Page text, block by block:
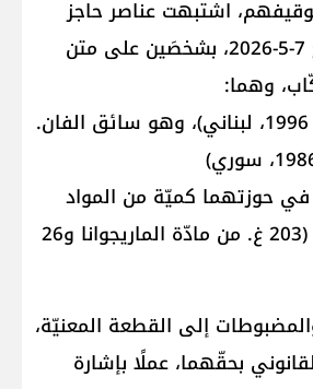
اشتبهت عناصر حاجز
ضهر البيدر، بتاريخ 7-5-2026، بشخصَين على متن
وهما:
حوزتهما كميّة من المواد
المخدّرة، عبارة عن (203 غ. من مادّة الماريجوانا و26
إلى القطعة المعنيّة،
بحقّهما، عملًا بإشارة